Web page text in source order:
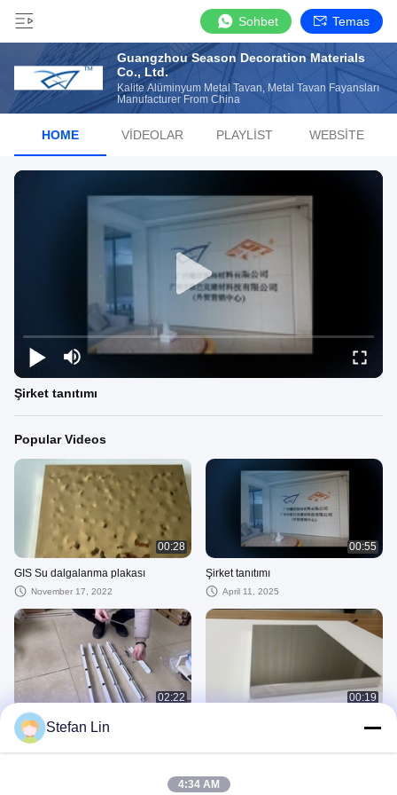
Sohbet Temas
Guangzhou Season Decoration Materials
Co., Ltd.
Kalite Alüminyum Metal Tavan, Metal Tavan Fayansları
Manufacturer From China
HOME VIDEOLAR PLAYLIST WEBSITE
Şirket tanıtımı
Popular Videos
00:28
GIS Su dalgalanma plakası
November 17, 2022
00:55
Şirket tanıtımı
April 11, 2025
02:22
ızgara tavan
June 02, 2023
00:19
Stefan Lin
4:34 AM